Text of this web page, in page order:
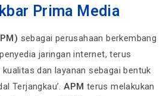
Prima Media
sebagai perusahaan berkembang
jaringan internet, terus
dan layanan sebagai bentuk
Terjangkau’.APM terus melakukan